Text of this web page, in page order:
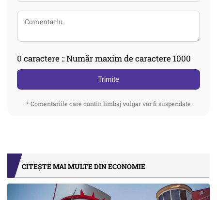
0 caractere :: Număr maxim de caractere 1000
Trimite
* Comentariile care contin limbaj vulgar vor fi suspendate
CITEȘTE MAI MULTE DIN ECONOMIE